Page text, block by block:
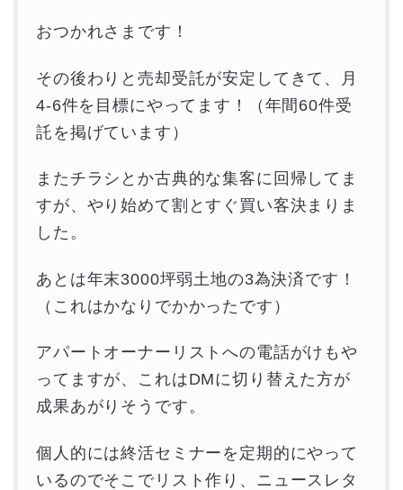
おつかれさまです！
その後わりと売却受託が安定してきて、月
4-6件を目標にやってます！（年間60件受
託を掲げています）
またチラシとか古典的な集客に回帰してま
すが、やり始めて割とすぐ買い客決まりま
した。
あとは年末3000坪弱土地の3為決済です！
（これはかなりでかかったです）
アパートオーナーリストへの電話がけもや
ってますが、これはDMに切り替えた方が
成果あがりそうです。
個人的には終活セミナーを定期的にやって
いるのでそこでリスト作り、ニュースレタ